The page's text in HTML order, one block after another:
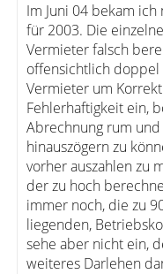
Im Juni 04 bekam
für 2003. Die
Vermieter falsch
offensichtlich doppel
Vermieter um
Fehlerhaftigkeit ein,
Abrechnung rum
hinauszögern zu
vorher auszahlen zu
der zu hoch
immer noch, die zu
liegenden,
sehe aber nicht ein,
weiteres Darlehen